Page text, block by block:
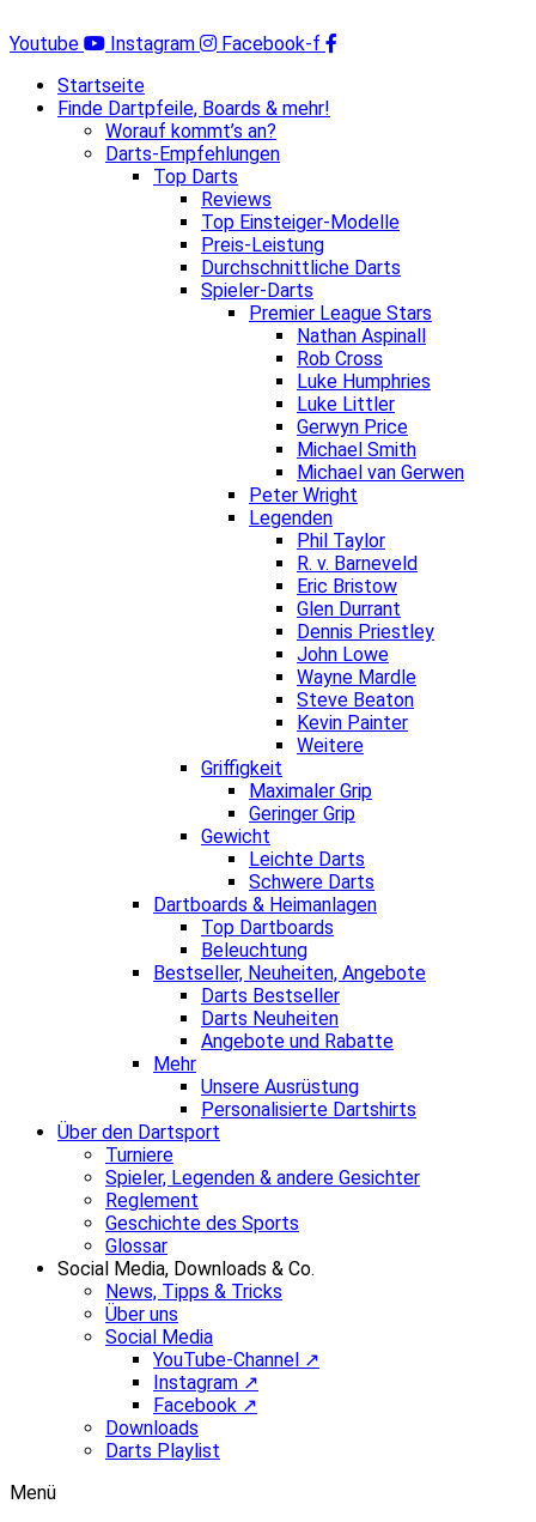
Inhalt
Youtube Instagram
Facebook-f
Startseite
Finde Dartpfeile, Boards & mehr!
Worauf kommt’s an?
Darts-Empfehlungen
Top Darts
Reviews
Top Einsteiger-Modelle
Preis-Leistung
Durchschnittliche Darts
Spieler-Darts
Premier League Stars
Nathan Aspinall
Rob Cross
Luke Humphries
Luke Littler
Gerwyn Price
Michael Smith
Michael van Gerwen
Peter Wright
Legenden
Phil Taylor
R. v. Barneveld
Eric Bristow
Glen Durrant
Dennis Priestley
John Lowe
Wayne Mardle
Steve Beaton
Kevin Painter
Weitere
Griffigkeit
Maximaler Grip
Geringer Grip
Gewicht
Leichte Darts
Schwere Darts
Dartboards & Heimanlagen
Top Dartboards
Beleuchtung
Bestseller, Neuheiten, Angebote
Darts Bestseller
Darts Neuheiten
Angebote und Rabatte
Mehr
Unsere Ausrüstung
Personalisierte Dartshirts
Über den Dartsport
Turniere
Spieler, Legenden & andere Gesichter
Reglement
Geschichte des Sports
Glossar
Social Media, Downloads & Co.
News, Tipps & Tricks
Über uns
Social Media
YouTube-Channel ↗
Instagram ↗
Facebook ↗
Downloads
Darts Playlist
Menü